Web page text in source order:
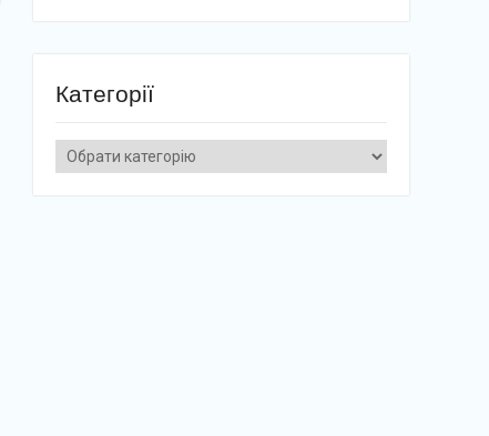
Категорії
Категорії